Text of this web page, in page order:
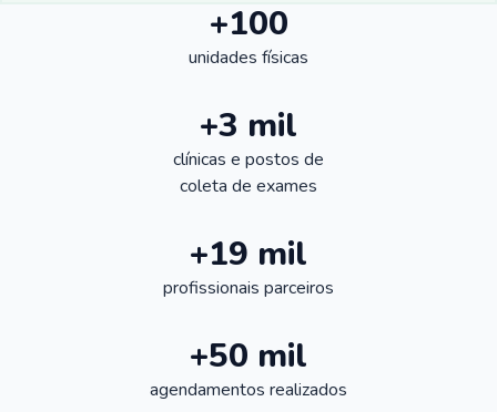
+100
unidades físicas
+3 mil
clínicas e postos de
coleta de exames
+19 mil
profissionais parceiros
+50 mil
agendamentos realizados